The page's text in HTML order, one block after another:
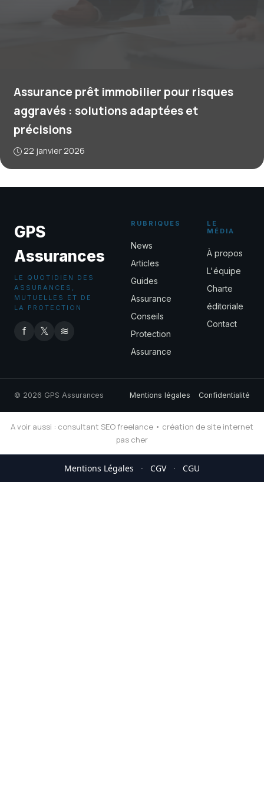
Assurance prêt immobilier pour risques
aggravés : solutions adaptées et
précisions
22 janvier 2026
GPS
Assurances
LE QUOTIDIEN DES
ASSURANCES,
MUTUELLES ET DE
LA PROTECTION
f 𝕏 ≋
RUBRIQUES
News
Articles
Guides
Assurance
Conseils
Protection
Assurance
LE
MÉDIA
À propos
L'équipe
Charte
éditoriale
Contact
© 2026 GPS Assurances Mentions légales Confidentialité
A voir aussi : consultant SEO freelance • création de site internet
pas cher
Mentions Légales · CGV · CGU